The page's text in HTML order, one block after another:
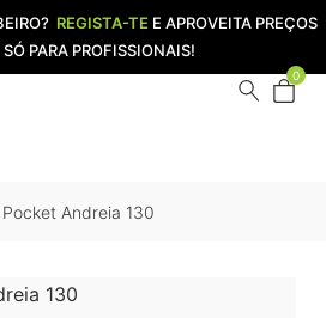
REGISTA-TE E APROVEITA PREÇOS
PARA PROFISSIONAIS!
0
Andreia 130